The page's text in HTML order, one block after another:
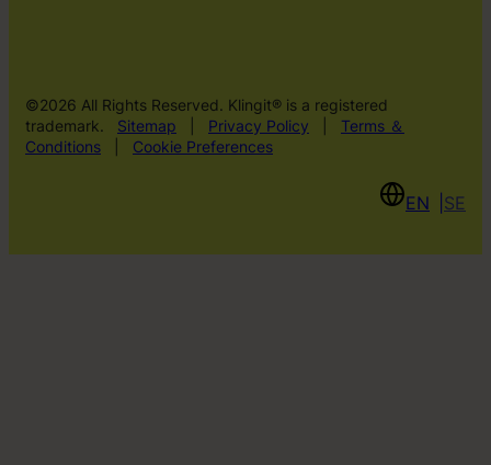
©2026 All Rights Reserved. Klingit® is a registered
trademark.
Sitemap Privacy Policy
Terms ＆
Conditions
Cookie Preferences
EN SE